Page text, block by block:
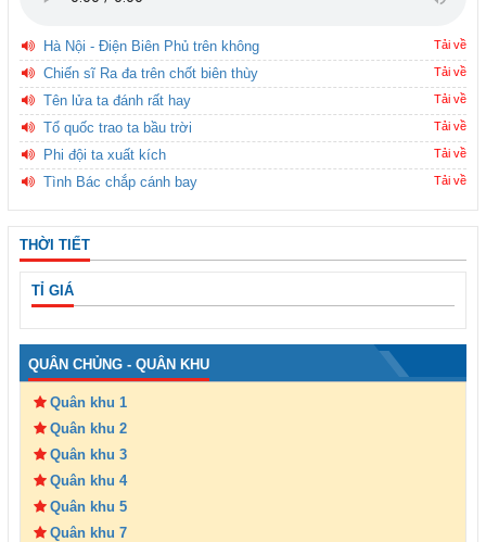
Hà Nội - Điện Biên Phủ trên không Tải về
Chiến sĩ Ra đa trên chốt biên thùy Tải về
Tên lửa ta đánh rất hay Tải về
Tổ quốc trao ta bầu trời Tải về
Phi đội ta xuất kích Tải về
Tình Bác chắp cánh bay Tải về
THỜI TIẾT
TỈ GIÁ
QUÂN CHỦNG - QUÂN KHU
Quân khu 1
Quân khu 2
Quân khu 3
Quân khu 4
Quân khu 5
Quân khu 7